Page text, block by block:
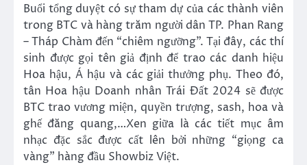
Buổi tổng duyệt có sự tham dự của các thành viên
trong BTC và hàng trăm người dân TP. Phan Rang
– Tháp Chàm đến “chiêm ngưỡng”. Tại đây, các thí
sinh được gọi tên giả định để trao các danh hiệu
Hoa hậu, Á hậu và các giải thưởng phụ. Theo đó,
tân Hoa hậu Doanh nhân Trái Đất 2024 sẽ được
BTC trao vương miện, quyền trượng, sash, hoa và
ghế đăng quang,…Xen giữa là các tiết mục âm
nhạc đặc sắc được cất lên bởi những “giọng ca
vàng” hàng đầu Showbiz Việt.